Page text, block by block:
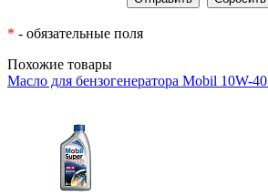
* - обязательные поля
Похожие товары
Масло для бензогенератора Mobil 10W-